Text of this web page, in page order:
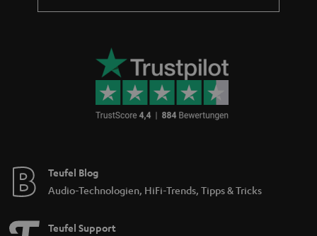
Teufel Blog
Audio-Technologien, HiFi-Trends, Tipps & Tricks
Teufel Support